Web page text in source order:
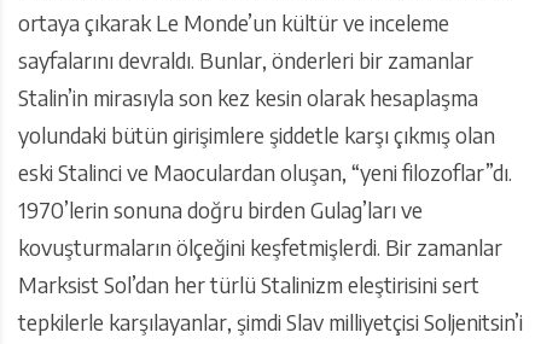
ortaya çıkarak Le Monde’un kültür ve inceleme
sayfalarını devraldı. Bunlar, önderleri bir zamanlar
Stalin’in mirasıyla son kez kesin olarak hesaplaşma
yolundaki bütün girişimlere şiddetle karşı çıkmış olan
eski Stalinci ve Maoculardan oluşan, “yeni filozoflar”dı.
1970’lerin sonuna doğru birden Gulag’ları ve
kovuşturmaların ölçeğini keşfetmişlerdi. Bir zamanlar
Marksist Sol’dan her türlü Stalinizm eleştirisini sert
tepkilerle karşılayanlar, şimdi Slav milliyetçisi Soljenitsin’i